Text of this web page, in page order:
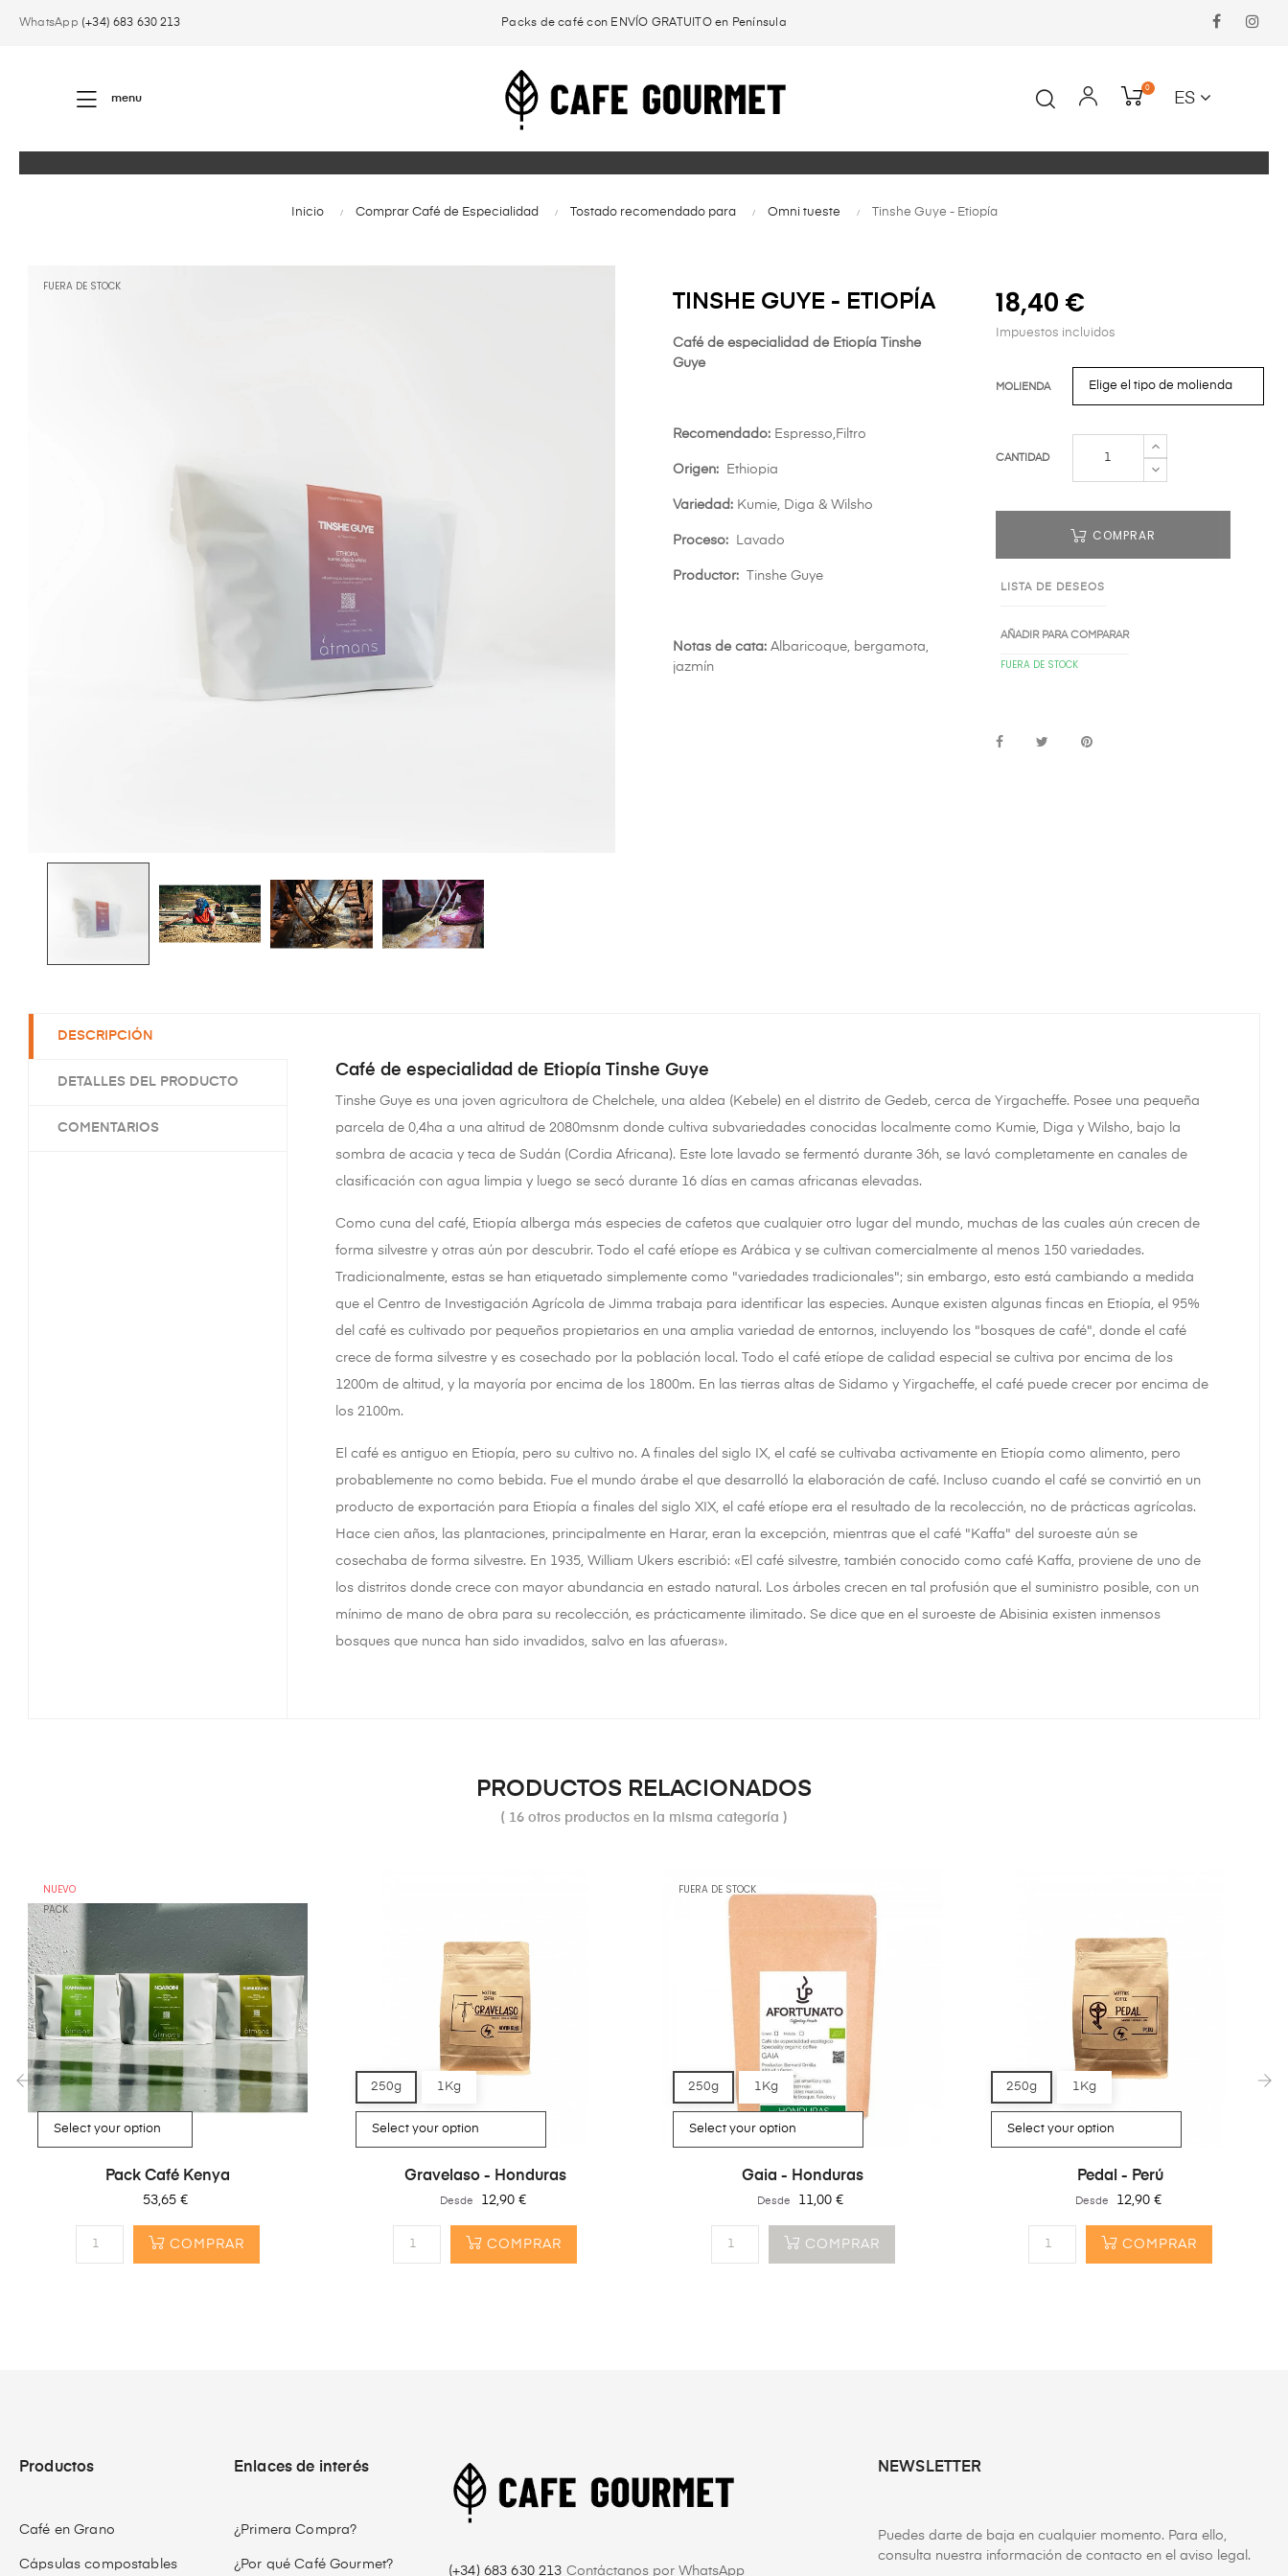
WhatsApp (+34) 683 630 213 Packs de café con ENVÍO GRATUITO en Península
menu
0
ES
Inicio Comprar Café de Especialidad Tostado recomendado para Omni tueste Tinshe Guye - Etiopía
FUERA DE STOCK
TINSHE GUYE - ETIOPÍA
Café de especialidad de Etiopía Tinshe
Guye
Recomendado: Espresso,Filtro
Origen: Ethiopia
Variedad: Kumie, Diga & Wilsho
Proceso: Lavado
Productor: Tinshe Guye
Notas de cata: Albaricoque, bergamota,
jazmín
18,40 €
Impuestos incluidos
MOLIENDA
CANTIDAD
COMPRAR
LISTA DE DESEOS
AÑADIR PARA COMPARAR
FUERA DE STOCK
DESCRIPCIÓN
DETALLES DEL PRODUCTO
COMENTARIOS
Café de especialidad de Etiopía Tinshe Guye
Tinshe Guye es una joven agricultora de Chelchele, una aldea (Kebele) en el distrito de Gedeb, cerca de Yirgacheffe. Posee una pequeña
parcela de 0,4ha a una altitud de 2080msnm donde cultiva subvariedades conocidas localmente como Kumie, Diga y Wilsho, bajo la
sombra de acacia y teca de Sudán (Cordia Africana). Este lote lavado se fermentó durante 36h, se lavó completamente en canales de
clasificación con agua limpia y luego se secó durante 16 días en camas africanas elevadas.
Como cuna del café, Etiopía alberga más especies de cafetos que cualquier otro lugar del mundo, muchas de las cuales aún crecen de
forma silvestre y otras aún por descubrir. Todo el café etíope es Arábica y se cultivan comercialmente al menos 150 variedades.
Tradicionalmente, estas se han etiquetado simplemente como "variedades tradicionales"; sin embargo, esto está cambiando a medida
que el Centro de Investigación Agrícola de Jimma trabaja para identificar las especies. Aunque existen algunas fincas en Etiopía, el 95%
del café es cultivado por pequeños propietarios en una amplia variedad de entornos, incluyendo los "bosques de café", donde el café
crece de forma silvestre y es cosechado por la población local. Todo el café etíope de calidad especial se cultiva por encima de los
1200m de altitud, y la mayoría por encima de los 1800m. En las tierras altas de Sidamo y Yirgacheffe, el café puede crecer por encima de
los 2100m.
El café es antiguo en Etiopía, pero su cultivo no. A finales del siglo IX, el café se cultivaba activamente en Etiopía como alimento, pero
probablemente no como bebida. Fue el mundo árabe el que desarrolló la elaboración de café. Incluso cuando el café se convirtió en un
producto de exportación para Etiopía a finales del siglo XIX, el café etíope era el resultado de la recolección, no de prácticas agrícolas.
Hace cien años, las plantaciones, principalmente en Harar, eran la excepción, mientras que el café "Kaffa" del suroeste aún se
cosechaba de forma silvestre. En 1935, William Ukers escribió: «El café silvestre, también conocido como café Kaffa, proviene de uno de
los distritos donde crece con mayor abundancia en estado natural. Los árboles crecen en tal profusión que el suministro posible, con un
mínimo de mano de obra para su recolección, es prácticamente ilimitado. Se dice que en el suroeste de Abisinia existen inmensos
bosques que nunca han sido invadidos, salvo en las afueras».
PRODUCTOS RELACIONADOS
( 16 otros productos en la misma categoría )
NUEVO
PACK
Pack Café Kenya
Precio
53,65 €
COMPRAR
250g 1Kg
Gravelaso - Honduras
Desde Precio
12,90 €
COMPRAR
FUERA DE STOCK
250g 1Kg
Gaia - Honduras
Desde Precio
11,00 €
COMPRAR
250g 1Kg
Pedal - Perú
Desde Precio
12,90 €
COMPRAR
Productos
Café en Grano
Cápsulas compostables
Enlaces de interés
¿Primera Compra?
¿Por qué Café Gourmet? (+34) 683 630 213 Contáctanos por WhatsApp
NEWSLETTER
Puedes darte de baja en cualquier momento. Para ello,
consulta nuestra información de contacto en el aviso legal.